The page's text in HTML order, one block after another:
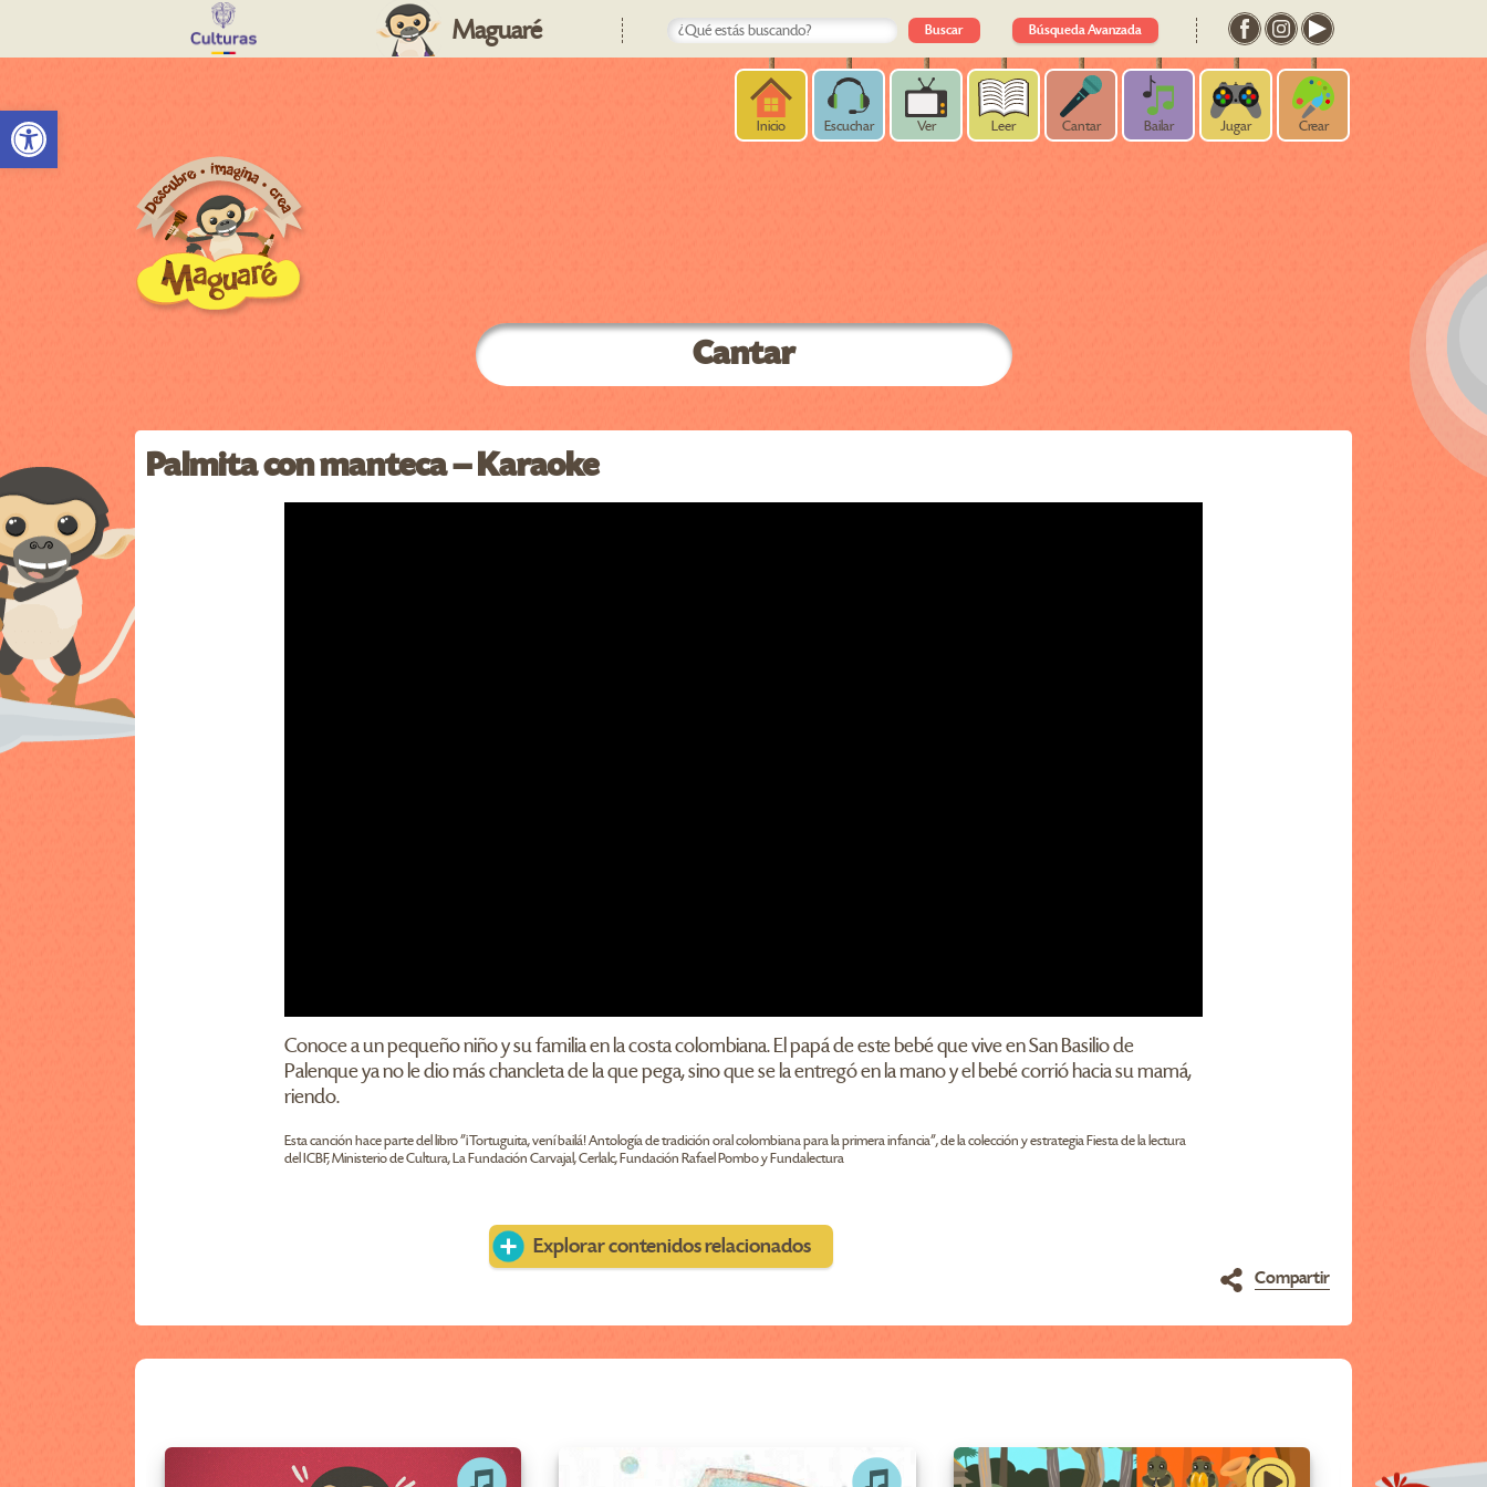
Abrir barra de herramientas
Maguaré Búsqueda Avanzada
Inicio Escuchar Ver Leer Cantar Bailar Jugar Crear
Cantar
Palmita con manteca – Karaoke
Conoce a un pequeño niño y su familia en la costa colombiana. El papá de este bebé que vive en San Basilio de
Palenque ya no le dio más chancleta de la que pega, sino que se la entregó en la mano y el bebé corrió hacia su mamá,
riendo.
Esta canción hace parte del libro "¡Tortuguita, vení bailá! Antología de tradición oral colombiana para la primera infancia", de la colección y estrategia Fiesta de la lectura
del ICBF, Ministerio de Cultura, La Fundación Carvajal, Cerlalc, Fundación Rafael Pombo y Fundalectura
Explorar contenidos relacionados
Compartir